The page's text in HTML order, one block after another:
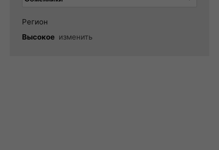
Регион
Высокое изменить